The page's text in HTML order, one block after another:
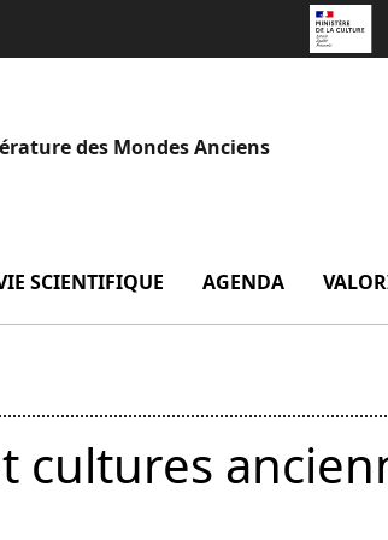
des Mondes Anciens
Présentation
SCIENTIFIQUE menu Vie scientifique
AGENDA
cultures